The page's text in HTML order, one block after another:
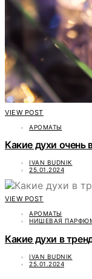
VIEW POST
АРОМАТЫ
Какие духи очень
IVAN BUDNIK
25.01.2024
VIEW POST
АРОМАТЫ
НИШЕВАЯ
Какие духи в
IVAN BUDNIK
25.01.2024